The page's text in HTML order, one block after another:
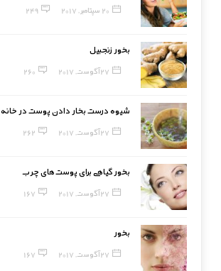
20 سپتامبر, 2017 249
بخور زنجبیل
27 آگوست, 2017 260
شیوه درست بخار دادن پوست در خانه
27 آگوست, 2017 262
بخور گیاهی برای پوست‌های چرب
27 آگوست, 2017 167
بخور
27 آگوست, 2017 167